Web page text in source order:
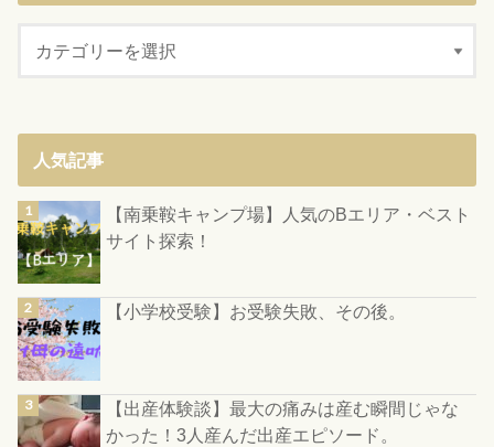
人気記事
【南乗鞍キャンプ場】人気のBエリア・ベスト
サイト探索！
【小学校受験】お受験失敗、その後。
【出産体験談】最大の痛みは産む瞬間じゃな
かった！3人産んだ出産エピソード。